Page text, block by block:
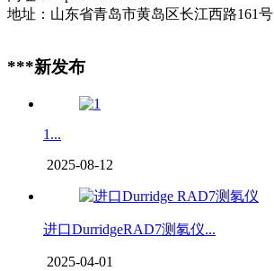
地址：山东省青岛市黄岛区长江西路161号
***新发布
1...
2025-08-12
进口DurridgeRAD7测氡仪...
2025-04-01